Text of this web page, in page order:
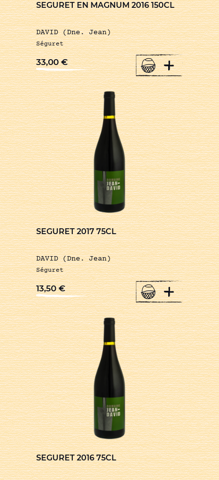
SEGURET EN MAGNUM 2016 150CL
DAVID (Dne. Jean)
Séguret
33,00€ +
SEGURET 2017 75CL
DAVID (Dne. Jean)
Séguret
13,50€ +
SEGURET 2016 75CL